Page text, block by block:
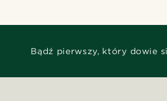
Bądź pierwszy, który dowie